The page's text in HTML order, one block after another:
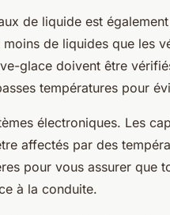
de liquide est
moins de liquides que les
glace doivent être
températures pour
électroniques. Les
affectés par des
pour vous assurer que
à la conduite.